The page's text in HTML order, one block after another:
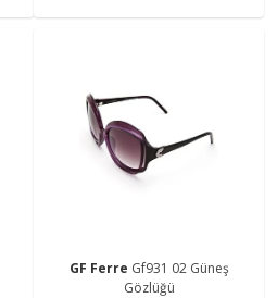
GF Ferre Gf931 02 Güneş
Gözlüğü